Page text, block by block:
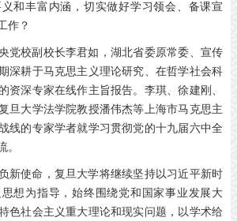
和丰富内涵，切实做好学习领会、备课宣
作？
党校副校长李君如，湖北省委原常委、宣传
深耕于马克思主义理论研究、在哲学社会科
资深专家在线作主旨报告。李琪、徐建刚、
旦大学法学院教授潘伟杰等上海市马克思主
线的专家学者就学习贯彻党的十九届六中全
。
新使命，复旦大学将继续坚持以习近平新时
想为指导，始终围绕党和国家事业发展大
色社会主义重大理论和现实问题，以学术给